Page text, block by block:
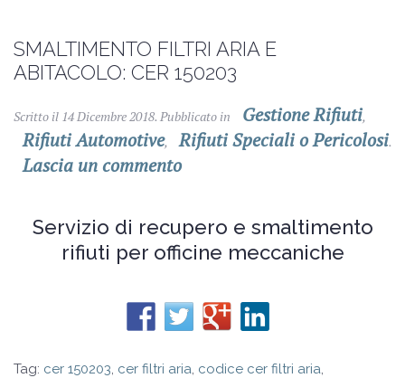
SMALTIMENTO FILTRI ARIA E
ABITACOLO: CER 150203
Scritto il 14 Dicembre 2018. Pubblicato in Gestione Rifiuti,
Rifiuti Automotive, Rifiuti Speciali o Pericolosi.
Lascia un commento
Servizio di recupero e smaltimento
rifiuti per officine meccaniche
Tag: cer 150203, cer filtri aria, codice cer filtri aria,